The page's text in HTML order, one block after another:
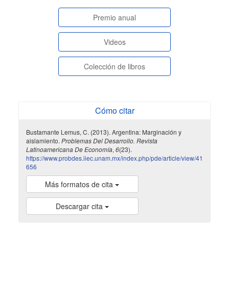
paginasespeciales
Premio anual
Videos
Colección de libros
Cómo citar
Bustamante Lemus, C. (2013). Argentina: Marginación y
aislamiento. Problemas Del Desarrollo. Revista
Latinoamericana De Economía, 6(23).
https://www.probdes.iiec.unam.mx/index.php/pde/article/view/41
656
Más formatos de cita
Descargar cita